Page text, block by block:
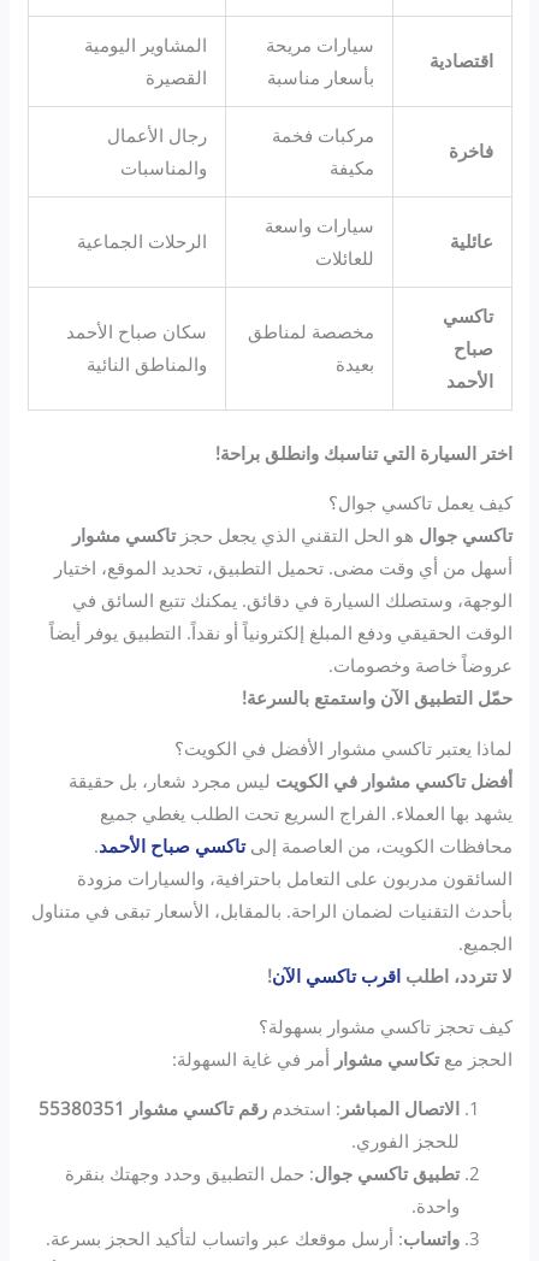
اقتصادية
سيارات مريحة
بأسعار مناسبة
المشاوير اليومية
القصيرة
فاخرة
مركبات فخمة
مكيفة
رجال الأعمال
والمناسبات
عائلية
سيارات واسعة
للعائلات
الرحلات الجماعية
تاكسي
صباح
الأحمد
مخصصة لمناطق
بعيدة
سكان صباح الأحمد
والمناطق النائية
اختر السيارة التي تناسبك وانطلق براحة!
كيف يعمل تاكسي جوال؟
تاكسي جوال هو الحل التقني الذي يجعل حجزتاكسي مشوار
أسهل من أي وقت مضى. تحميل التطبيق، تحديد الموقع، اختيار
الوجهة، وستصلك السيارة في دقائق. يمكنك تتبع السائق في
الوقت الحقيقي ودفع المبلغ إلكترونياً أو نقداً. التطبيق يوفر أيضاً
عروضاً خاصة وخصومات.
حمّل التطبيق الآن واستمتع بالسرعة!
لماذا يعتبر تاكسي مشوار الأفضل في الكويت؟
أفضل تاكسي مشوار في الكويت ليس مجرد شعار، بل حقيقة
يشهد بها العملاء. الفراج السريع تحت الطلب يغطي جميع
محافظات الكويت، من العاصمة إلىتاكسي صباح الأحمد.
السائقون مدربون على التعامل باحترافية، والسيارات مزودة
بأحدث التقنيات لضمان الراحة. بالمقابل، الأسعار تبقى في متناول
الجميع.
لا تتردد، اطلباقرب تاكسي الآن!
كيف تحجز تاكسي مشوار بسهولة؟
الحجز معتكاسي مشوار أمر في غاية السهولة:
الاتصال المباشر : استخدمرقم تاكسي مشوار 55380351
للحجز الفوري.
تطبيق تاكسي جوال: حمل التطبيق وحدد وجهتك بنقرة
واحدة.
واتساب: أرسل موقعك عبر واتساب لتأكيد الحجز بسرعة.